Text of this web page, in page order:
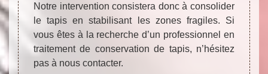
Notre intervention consistera donc à consolider
le tapis en stabilisant les zones fragiles. Si
vous êtes à la recherche d’un professionnel en
traitement de conservation de tapis, n’hésitez
pas à nous contacter.